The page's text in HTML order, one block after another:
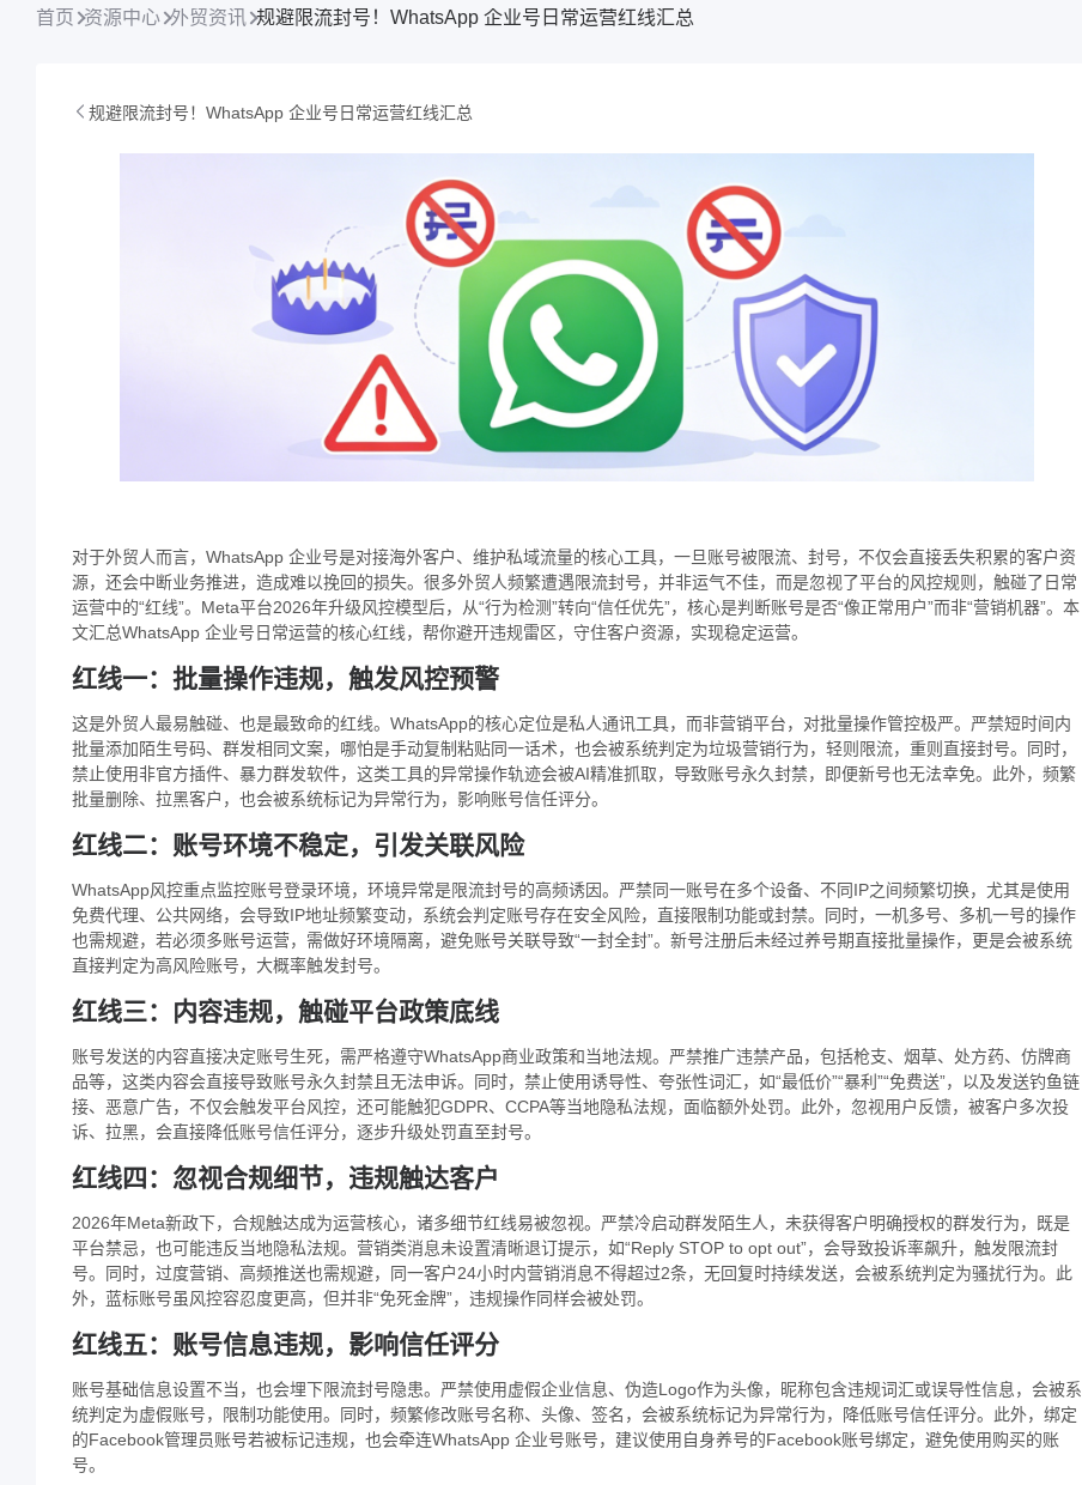
首页 资源中心 外贸资讯 规避限流封号！WhatsApp 企业号日常运营红线汇总
规避限流封号！WhatsApp 企业号日常运营红线汇总
对于外贸人而言， WhatsApp 企业号是对接海外客户、维护私域流量的核心工具，一旦账号被限流、封号，不仅会直接丢失积累的客户资
源，还会中断业务推进，造成难以挽回的损失。很多外贸人频繁遭遇限流封号，并非运气不佳，而是忽视了平台的风控规则，触碰了日常
运营中的“红线”。Meta平台2026年升级风控模型后，从“行为检测”转向“信任优先”，核心是判断账号是否“像正常用户”而非“营销机器”。本
文汇总WhatsApp 企业号日常运营的核心红线，帮你避开违规雷区，守住客户资源，实现稳定运营。
红线一：批量操作违规，触发风控预警
这是外贸人最易触碰、也是最致命的红线。WhatsApp的核心定位是私人通讯工具，而非营销平台，对批量操作管控极严。严禁短时间内
批量添加陌生号码、群发相同文案，哪怕是手动复制粘贴同一话术，也会被系统判定为垃圾营销行为，轻则限流，重则直接封号。同时，
禁止使用非官方插件、暴力群发软件，这类工具的异常操作轨迹会被AI精准抓取，导致账号永久封禁，即便新号也无法幸免。此外，频繁
批量删除、拉黑客户，也会被系统标记为异常行为，影响账号信任评分。
红线二：账号环境不稳定，引发关联风险
WhatsApp风控重点监控账号登录环境，环境异常是限流封号的高频诱因。严禁同一账号在多个设备、不同IP之间频繁切换，尤其是使用
免费代理、公共网络，会导致IP地址频繁变动，系统会判定账号存在安全风险，直接限制功能或封禁。同时，一机多号、多机一号的操作
也需规避，若必须多账号运营，需做好环境隔离，避免账号关联导致“一封全封”。新号注册后未经过养号期直接批量操作，更是会被系统
直接判定为高风险账号，大概率触发封号。
红线三：内容违规，触碰平台政策底线
账号发送的内容直接决定账号生死，需严格遵守WhatsApp商业政策和当地法规。严禁推广违禁产品，包括枪支、烟草、处方药、仿牌商
品等，这类内容会直接导致账号永久封禁且无法申诉。同时，禁止使用诱导性、夸张性词汇，如“最低价”“暴利”“免费送”，以及发送钓鱼链
接、恶意广告，不仅会触发平台风控，还可能触犯GDPR、CCPA等当地隐私法规，面临额外处罚。此外，忽视用户反馈，被客户多次投
诉、拉黑，会直接降低账号信任评分，逐步升级处罚直至封号。
红线四：忽视合规细节，违规触达客户
2026年Meta新政下，合规触达成为运营核心，诸多细节红线易被忽视。严禁冷启动群发陌生人，未获得客户明确授权的群发行为，既是
平台禁忌，也可能违反当地隐私法规。营销类消息未设置清晰退订提示，如“Reply STOP to opt out”，会导致投诉率飙升，触发限流封
号。同时，过度营销、高频推送也需规避，同一客户24小时内营销消息不得超过2条，无回复时持续发送，会被系统判定为骚扰行为。此
外，蓝标账号虽风控容忍度更高，但并非“免死金牌”，违规操作同样会被处罚。
红线五：账号信息违规，影响信任评分
账号基础信息设置不当，也会埋下限流封号隐患。严禁使用虚假企业信息、伪造Logo作为头像，昵称包含违规词汇或误导性信息，会被系
统判定为虚假账号，限制功能使用。同时，频繁修改账号名称、头像、签名，会被系统标记为异常行为，降低账号信任评分。此外，绑定
的Facebook管理员账号若被标记违规，也会牵连WhatsApp 企业号账号，建议使用自身养号的Facebook账号绑定，避免使用购买的账
号。